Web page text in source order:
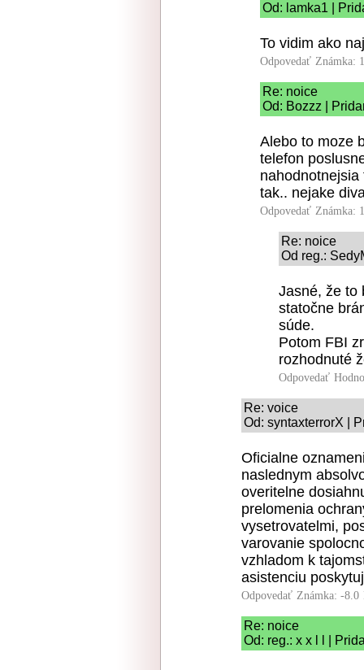
Od: lamka1 |
To vidim ako
Odpovedať Známka:
Re: noice
Od: Bozzz |
Alebo to moze
telefon
tak.. nejake
Odpovedať Známka:
Re: noice
Od reg.:
Jasné, že to
statočne
súde.
Potom FBI
rozhodnuté
Odpovedať
Re: voice
Od: syntaxterrorX |
Oficialne
naslednym
overitelne
prelomenia
vysetrovatelmi,
varovanie
vzhladom k
asistenciu
Odpovedať Známka: -8.0
Re: noice
Od: reg.: x x l l |